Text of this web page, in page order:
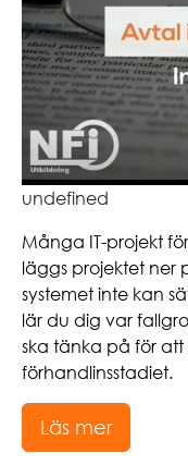
undefined
Många IT-projekt
läggs projektet ner
systemet inte kan
lär du dig var
ska tänka på för
förhandlinsstadiet.
Läs mer